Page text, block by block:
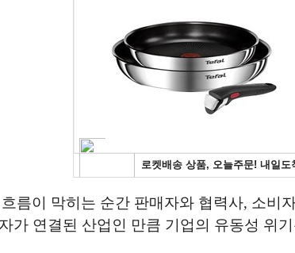
름이 막히는 순간 판매자와 협력사, 소비
가 연결된 산업인 만큼 기업의 유동성 위